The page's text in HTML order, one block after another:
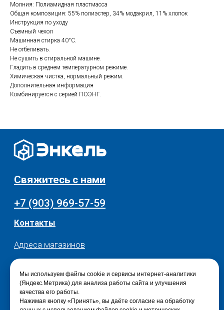
Мы используем файлы cookie и сервисы интернет-аналитики
(Яндекс.Метрика) для анализа работы сайта и улучшения
качества его работы.
Нажимая кнопку «Принять», вы даёте согласие на обработку
Молния: Полиамидная пластмасса
Общая композиция: 55% полиэстер, 34% модакрил, 11% хлопок
Инструкция по уходу
Съемный чехол
Машинная стирка 40°С.
Не отбеливать.
Не сушить в стиральной машине.
Гладить в среднем температурном режиме.
Химическая чистка, нормальный режим.
Дополнительная информация
Комбинируется с серией ПОЭНГ.
Каталог
Мебель
Хранение и порядок
Текстиль для дома
Скидки и акции
Доставка и оплата
Адреса магазинов
Сервис
Политика конфиденциальности